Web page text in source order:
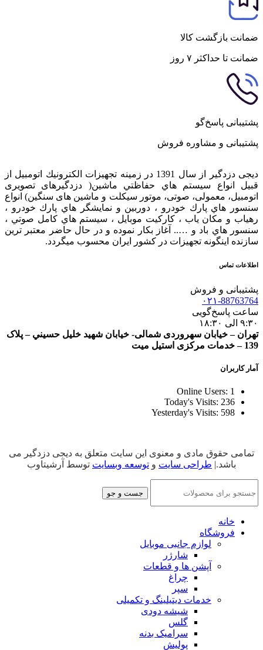
ضمانت بازگشت کالا
ضمانت تا حداکثر ۷ روز
پشتیبانی پاسخ‌گو
پشتیبانی و مشاوره فروش
دیجی دزدگیر از سال 1391 در زمينه تجهيزات الكترونيك اتومبیل از
قبيل انواع سيستم هاي حفاظتي ماشین( دزدگيرهای تصویری
اتومبیل، معمولی، صوتی، موتور سیکلت و ماشین های سنگین) انواع
سنسور هاي پارك خودرو ، دوربين و نمايشگر هاي پارك خودرو ،
رهياب و مكان ياب ، كاركيت موبايل ، سيستم هاي كامل صوتي ،
سنسور هاي باد و ….. آغاز بكار نموده و در حال حاضر معتبر ترين
سازنده اينگونه تجهيزات در كشور ایران محسوب ميگردد.
اطلاعات تماس
پشتیبانی و فروش
۰۲۱-88763764
ساعت پاسخ‌گویی
۹:۳۰ الی ۱۸:۳۰
تهران – خيابان سهروردی شمالی- خيابان شهيد خليل حسيني – پلاک
139 – خدمات مرکزی استیل میت
آمار کاربران
Online Users: 1
Today's Visits: 236
Yesterday's Visits: 598
تمامی حقوق مادی و معنوی این سایت متعلق به دیجی دزدگیر می
باشد.| طراحی سایت و توسعه وبسایت توسط آرشیتاوب
جست و جو
خانه
فروشگاه
لوازم جانبی موبایل
شارژر
آپشن ها و قطعات
چراغ
سپر
خدمات دیتیلینگ و تکمیلی
شیشه دودی
گلس
سرامیک بدنه
پولیش